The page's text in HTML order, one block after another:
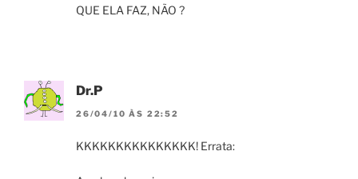
QUE ELA FAZ, NÃO ?
Dr.P
26/04/10 ÀS 22:52
KKKKKKKKKKKKKKK! Errata: